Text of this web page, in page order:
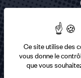
Ce site utilise des
vous donne le
que vous